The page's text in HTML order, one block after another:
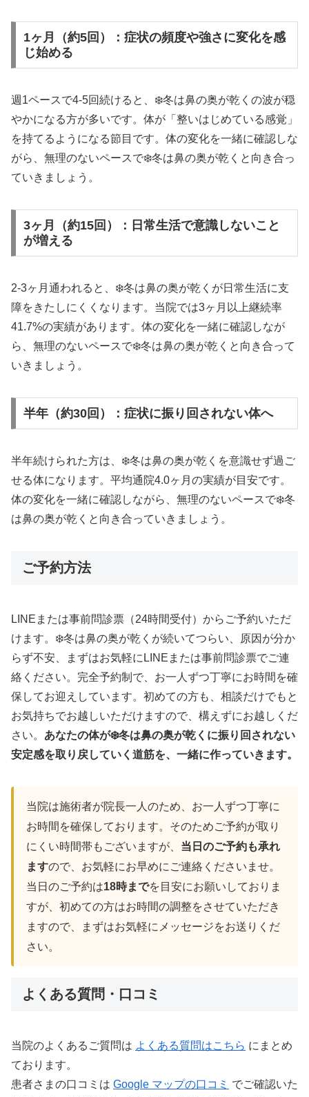
1ヶ月（約5回）：症状の頻度や強さに変化を感
じ始める
週1ペースで4-5回続けると、❄️冬は鼻の奥が乾くの波が穏
やかになる方が多いです。体が「整いはじめている感覚」
を持てるようになる節目です。体の変化を一緒に確認しな
がら、無理のないペースで❄️冬は鼻の奥が乾くと向き合っ
ていきましょう。
3ヶ月（約15回）：日常生活で意識しないこと
が増える
2-3ヶ月通われると、❄️冬は鼻の奥が乾くが日常生活に支
障をきたしにくくなります。当院では3ヶ月以上継続率
41.7%の実績があります。体の変化を一緒に確認しなが
ら、無理のないペースで❄️冬は鼻の奥が乾くと向き合って
いきましょう。
半年（約30回）：症状に振り回されない体へ
半年続けられた方は、❄️冬は鼻の奥が乾くを意識せず過ご
せる体になります。平均通院4.0ヶ月の実績が目安です。
体の変化を一緒に確認しながら、無理のないペースで❄️冬
は鼻の奥が乾くと向き合っていきましょう。
ご予約方法
LINEまたは事前問診票（24時間受付）からご予約いただ
けます。❄️冬は鼻の奥が乾くが続いてつらい、原因が分か
らず不安、まずはお気軽にLINEまたは事前問診票でご連
絡ください。完全予約制で、お一人ずつ丁寧にお時間を確
保してお迎えしています。初めての方も、相談だけでもと
お気持ちでお越しいただけますので、構えずにお越しくだ
さい。 あなたの体が❄️冬は鼻の奥が乾くに振り回されない
安定感を取り戻していく道筋を、一緒に作っていきます。
当院は施術者が院長一人のため、お一人ずつ丁寧に
お時間を確保しております。そのためご予約が取り
にくい時間帯もございますが、 当日のご予約も承れ
ますので、お気軽にお早めにご連絡くださいませ。
当日のご予約は18時までを目安にお願いしておりま
すが、初めての方はお時間の調整をさせていただき
ますので、まずはお気軽にメッセージをお送りくだ
さい。
よくある質問・口コミ
当院のよくあるご質問は よくある質問はこちら にまとめ
ております。
患者さまの口コミは Google マップの口コミ でご確認いた